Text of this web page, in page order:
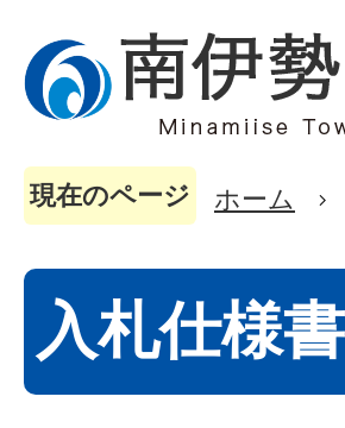
現在のページ ホーム
入札仕様